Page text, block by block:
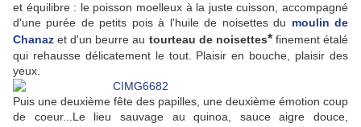
et équilibre : le poisson moelleux à la juste cuisson, accompagné
d'une purée de petits pois à l'huile de noisettes du moulin de
Chanaz et d'un beurre au tourteau de noisettes* finement étalé
qui rehausse délicatement le tout. Plaisir en bouche, plaisir des
yeux.
Puis une deuxième fête des papilles, une deuxième émotion coup
de coeur...Le lieu sauvage au quinoa, sauce aigre douce,